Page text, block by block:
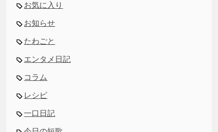
お気に入り
お知らせ
たわごと
エンタメ日記
コラム
レシピ
一口日記